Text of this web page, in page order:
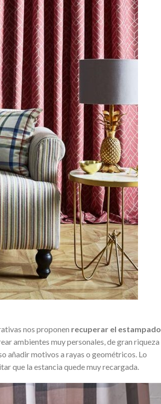
nos proponen recuperar el
ambientes muy personales, de gran riqueza
añadir motivos a rayas o geométricos. Lo
que la estancia quede muy recargada.